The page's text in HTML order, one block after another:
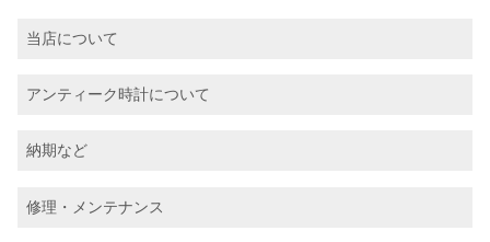
当店について
アンティーク時計について
納期など
修理・メンテナンス